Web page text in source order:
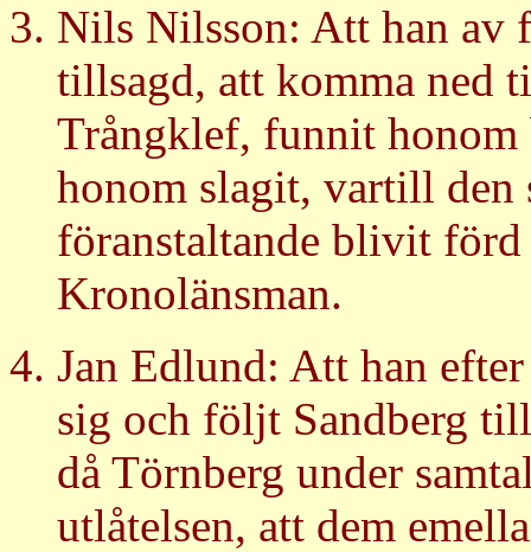
Nils Nilsson: Att han av
tillsagd, att komma ned
Trångklef, funnit honom
honom slagit, vartill den
föranstaltande blivit
Kronolänsman.
Jan Edlund: Att han
sig och följt Sandberg
då Törnberg under
utlåtelsen, att dem